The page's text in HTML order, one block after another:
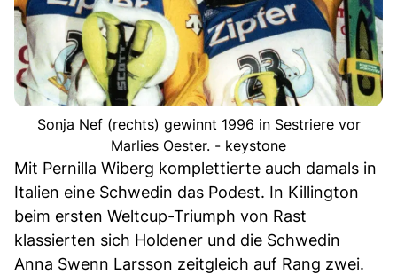
Sonja Nef (rechts) gewinnt 1996 in Sestriere vor
Marlies Oester. - keystone
Mit Pernilla Wiberg komplettierte auch damals in
Italien eine Schwedin das Podest. In Killington
beim ersten Weltcup-Triumph von Rast
klassierten sich Holdener und die Schwedin
Anna Swenn Larsson zeitgleich auf Rang zwei.